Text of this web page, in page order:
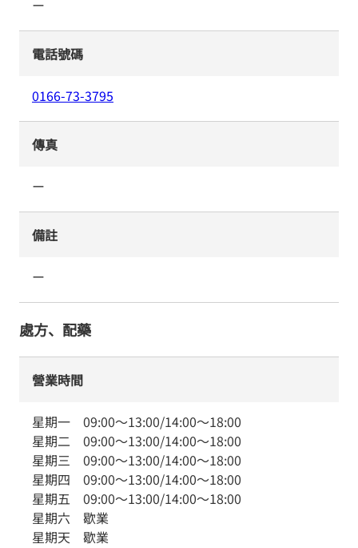
ー
電話號碼
0166-73-3795
傳真
ー
備註
ー
處方、配藥
營業時間
星期一 09:00～13:00/14:00～18:00
星期二 09:00～13:00/14:00～18:00
星期三 09:00～13:00/14:00～18:00
星期四 09:00～13:00/14:00～18:00
星期五 09:00～13:00/14:00～18:00
星期六 歇業
星期天 歇業